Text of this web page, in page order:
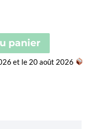
panier
et le 20 août 2026